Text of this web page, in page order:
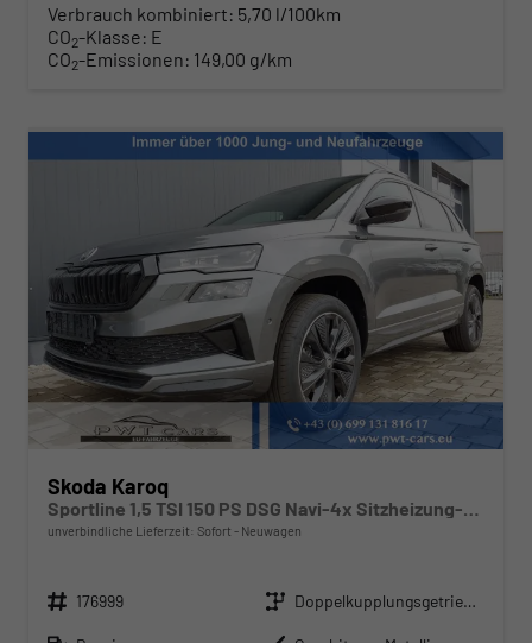
Verbrauch kombiniert: 5,70 l/100km
CO2-Klasse: E
CO2-Emissionen: 149,00 g/km
Skoda Karoq
unverbindliche Lieferzeit: Sofort Neuwagen
Fahrzeugnr. 176999 Getriebe
Doppelkupplungsgetriebe (DSG)
Kraftstoff
Außenfarbe